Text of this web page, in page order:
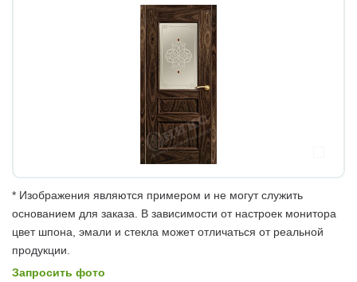
* Изображения являются примером и не могут служить
основанием для заказа. В зависимости от настроек монитора
цвет шпона, эмали и стекла может отличаться от реальной
продукции.
Запросить фото